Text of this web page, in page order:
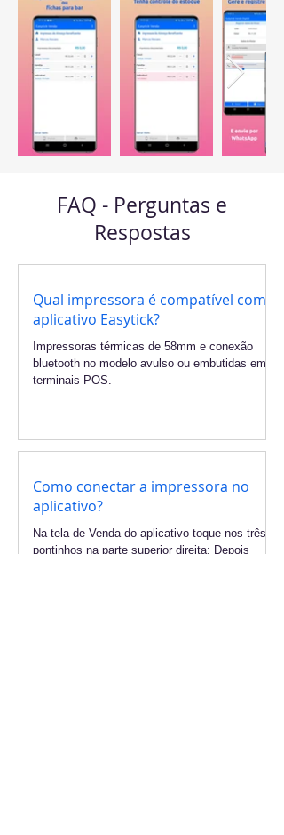
FAQ - Perguntas e
Respostas
Qual impressora é compatível com o
aplicativo Easytick?
Impressoras térmicas de 58mm e conexão
bluetooth no modelo avulso ou embutidas em
terminais POS.
Como conectar a impressora no
aplicativo?
Na tela de Venda do aplicativo toque nos três
pontinhos na parte superior direita: Depois